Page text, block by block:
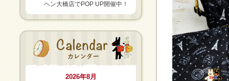
ヘン大橋店でPOP UP開催中！
2026年8月